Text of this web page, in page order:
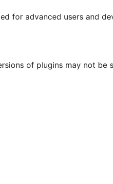
for advanced users and
of plugins may not be